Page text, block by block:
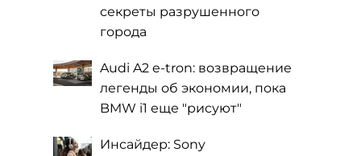
секреты разрушенного
города
Audi A2 e-tron: возвращение
легенды об экономии, пока
BMW i1 еще "рисуют"
Инсайдер: Sony